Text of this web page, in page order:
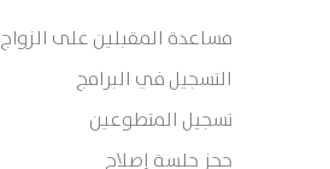
مساعدة المقبلين على الزواج
التسجيل في البرامج
تسجيل المتطوعين
حجز جلسة إصلاح